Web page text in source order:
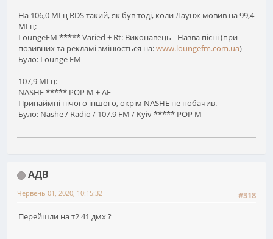
На 106,0 МГц RDS такий, як був тоді, коли Лаунж мовив на 99,4
МГц:
LoungeFM ***** Varied + Rt: Виконавець - Назва пісні (при
позивних та рекламі змінюється на:www.loungefm.com.ua)
Було: Lounge FM
107,9 МГц:
NASHE ***** POP M + AF
Принаймні нічого іншого, окрім NASHE не побачив.
Було: Nashe / Radio / 107.9 FM / Kyiv ***** POP M
АДВ
#318
Червень 01, 2020, 10:15:32
Перейшли на т2 41 дмх ?